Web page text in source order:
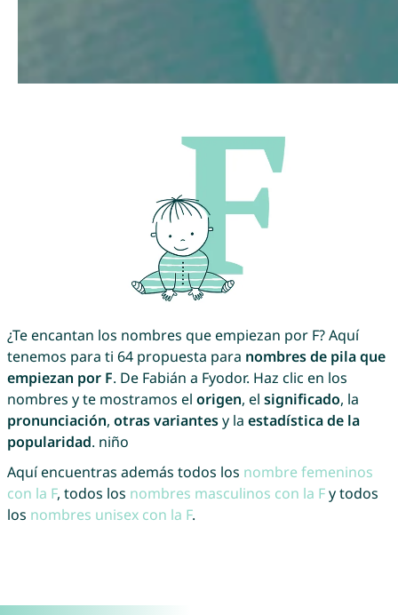
¿Te encantan los nombres que empiezan por F? Aquí
tenemos para ti 64 propuesta para nombres de pila que
empiezan por F. De Fabián a Fyodor. Haz clic en los
nombres y te mostramos el origen, el significado, la
pronunciación, otras variantesy la estadística de la
popularidad. niño
Aquí encuentras además todos los nombre femeninos
con la F, todos los nombres masculinos con la Fy todos
los nombres unisex con la F.